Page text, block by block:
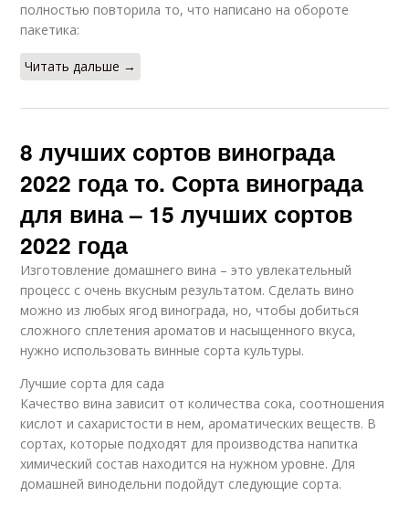
полностью повторила то, что написано на обороте
пакетика:
Читать дальше →
8 лучших сортов винограда
2022 года то. Сорта винограда
для вина – 15 лучших сортов
2022 года
Изготовление домашнего вина – это увлекательный
процесс с очень вкусным результатом. Сделать вино
можно из любых ягод винограда, но, чтобы добиться
сложного сплетения ароматов и насыщенного вкуса,
нужно использовать винные сорта культуры.
Лучшие сорта для сада
Качество вина зависит от количества сока, соотношения
кислот и сахаристости в нем, ароматических веществ. В
сортах, которые подходят для производства напитка
химический состав находится на нужном уровне. Для
домашней винодельни подойдут следующие сорта.